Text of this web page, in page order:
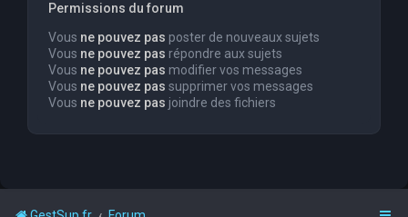
Permissions du forum
Vous ne pouvez pas poster de nouveaux sujets
Vous ne pouvez pas répondre aux sujets
Vous ne pouvez pas modifier vos messages
Vous ne pouvez pas supprimer vos messages
Vous ne pouvez pas joindre des fichiers